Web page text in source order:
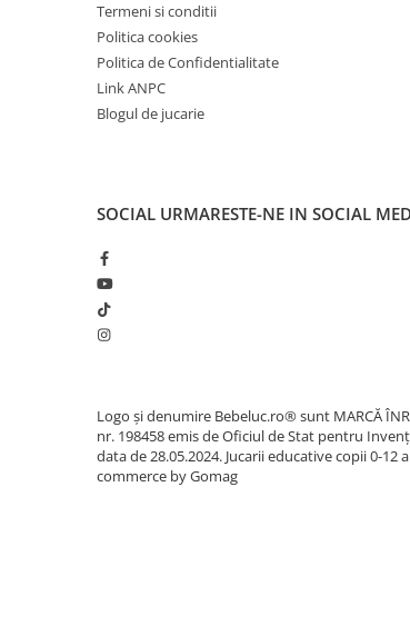
Cadou copii 9 ani
Cadou copii 10 ani
Cadou copii 12 ani
Caserola compartimentata copii
Etui Ochelari
Ghiozdan baieti
Sacose si Genti
Umbrela copii
Termeni si conditii
Politica cookies
Politica de Confidentialitate
Link ANPC
Blogul de jucarie
SOCIAL URMARESTE-NE IN SOCIAL
Logo și denumire Bebeluc.ro® sunt MARCĂ
nr. 198458 emis de Oficiul de Stat pentru
data de 28.05.2024. Jucarii educative copii 0-12
commerce by Gomag